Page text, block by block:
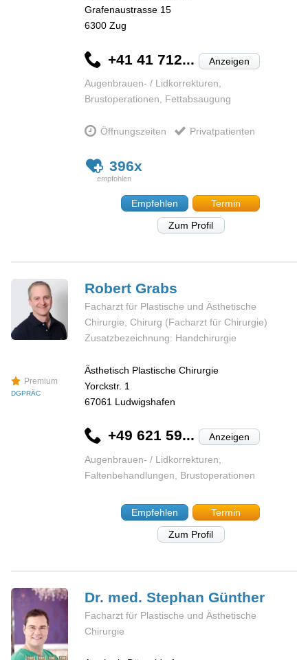
Grafenaustrasse 15
6300 Zug
+41 41 712... Anzeigen
Augenbrauen- / Lidkorrekturen,
Brustoperationen, Fettabsaugung
Öffnungszeiten Privatpatienten
396x
Empfehlen
Termin
Zum Profil
Premium
DGPRÄC
RobertGrabs
Facharzt für Plastische und Ästhetische
Chirurgie, Chirurg (Facharzt für Chirurgie)
Zusatzbezeichnung: Handchirurgie
Ästhetisch Plastische Chirurgie
Yorckstr. 1
67061 Ludwigshafen
+49 621 59... Anzeigen
Augenbrauen- / Lidkorrekturen,
Faltenbehandlungen, Brustoperationen
Empfehlen
Termin
Zum Profil
Dr. med. StephanGünther
Facharzt für Plastische und Ästhetische
Chirurgie